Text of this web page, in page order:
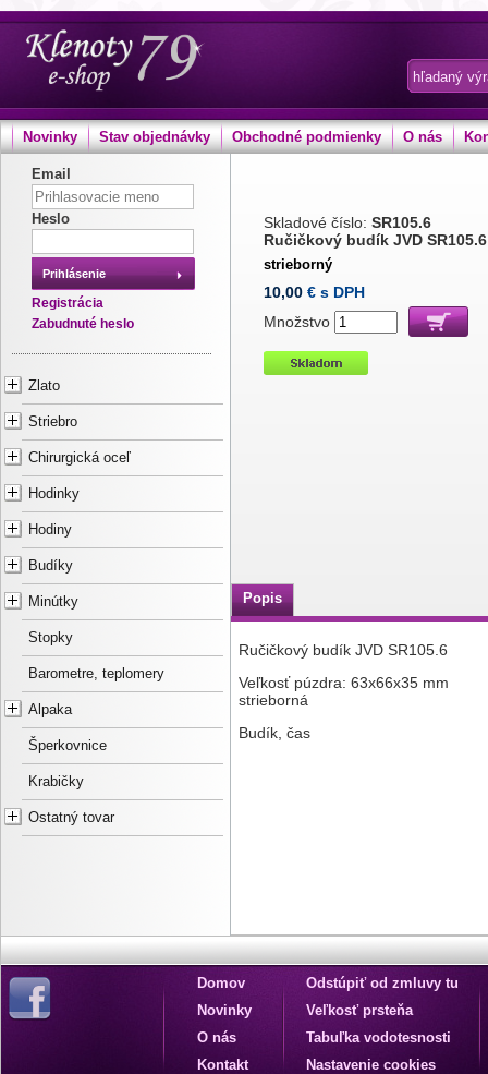
Novinky Stav objednávky Obchodné podmienky O nás
Email
Heslo
Prihlásenie
Registrácia
Zabudnuté heslo
Zlato
Striebro
Chirurgická oceľ
Hodinky
Hodiny
Budíky
Minútky
Stopky
Barometre, teplomery
Alpaka
Šperkovnice
Krabičky
Ostatný tovar
Skladové číslo: SR105.6
Ručičkový budík JVD SR105.6
strieborný
10,00 € s DPH
Množstvo
Popis
Ručičkový budík JVD SR105.6
Veľkosť púzdra: 63x66x35 mm
strieborná
Budík, čas
Domov
Novinky
O nás
Kontakt
Odstúpiť od zmluvy tu
Veľkosť prsteňa
Tabuľka vodotesnosti
Nastavenie cookies